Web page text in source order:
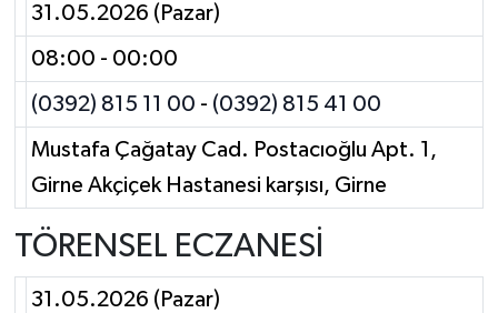
31.05.2026 (Pazar)
08:00 - 00:00
(0392) 815 11 00 - (0392) 815 41 00
Mustafa Çağatay Cad. Postacıoğlu Apt. 1,
Girne Akçiçek Hastanesi karşısı, Girne
TÖRENSEL ECZANESİ
31.05.2026 (Pazar)